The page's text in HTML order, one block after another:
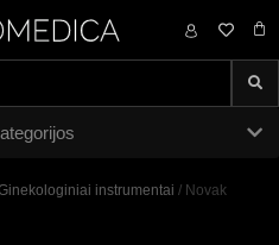
0,00 €
instrumentai / Novak